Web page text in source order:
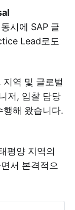
시에 SAP 글
Lead로도
역 및 글로벌
저, 입찰 담당
행해 왔습니다.
평양 지역의
서 본격적으